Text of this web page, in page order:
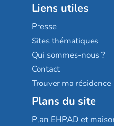
Les villages d'or
Sérénys
Résidences services
Liens utiles
Presse
Sites thématiques
Qui sommes-nous ?
Contact
Trouver ma résidence
Plans du site
Plan EHPAD et